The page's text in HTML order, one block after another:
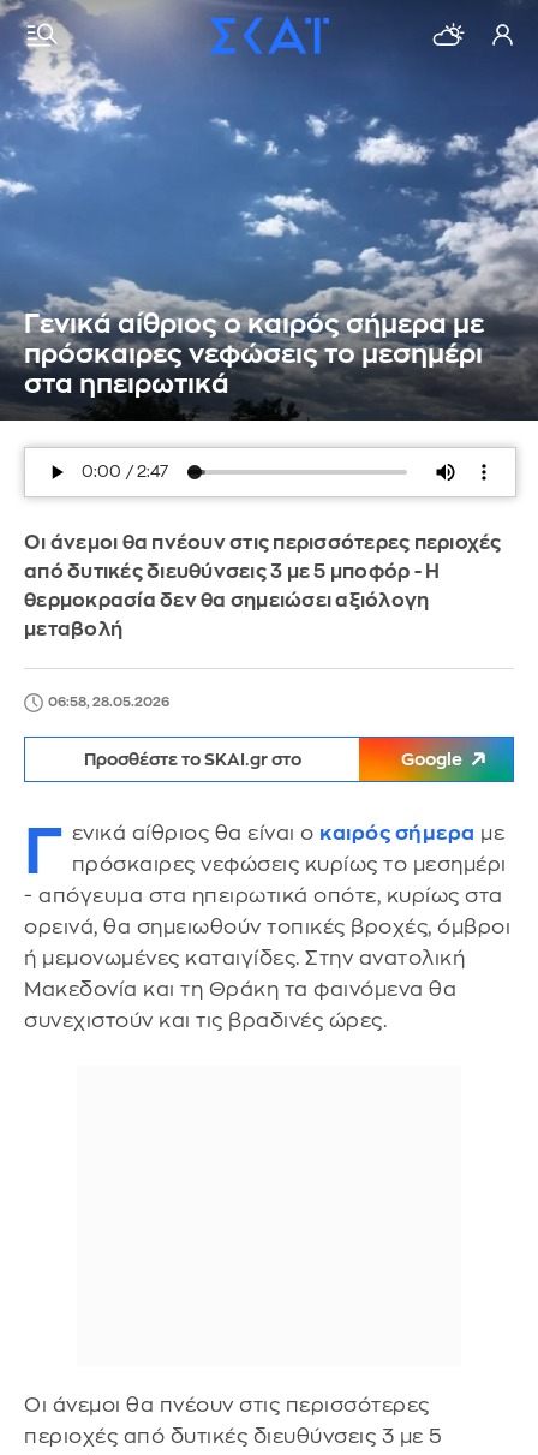
Γενικά αίθριος o καιρός σήμερα με
πρόσκαιρες νεφώσεις το μεσημέρι
στα ηπειρωτικά
Οι άνεμοι θα πνέουν στις περισσότερες περιοχές
από δυτικές διευθύνσεις 3 με 5 μποφόρ - Η
θερμοκρασία δεν θα σημειώσει αξιόλογη
μεταβολή
06:58, 28.05.2026
Προσθέστε το SKAI.gr στο Google
Γ ενικά αίθριος θα είναι ο καιρός σήμερα με
πρόσκαιρες νεφώσεις κυρίως το μεσημέρι
- απόγευμα στα ηπειρωτικά οπότε, κυρίως στα
ορεινά, θα σημειωθούν τοπικές βροχές, όμβροι
ή μεμονωμένες καταιγίδες. Στην ανατολική
Μακεδονία και τη Θράκη τα φαινόμενα θα
συνεχιστούν και τις βραδινές ώρες.
Οι άνεμοι θα πνέουν στις περισσότερες
περιοχές από δυτικές διευθύνσεις 3 με 5